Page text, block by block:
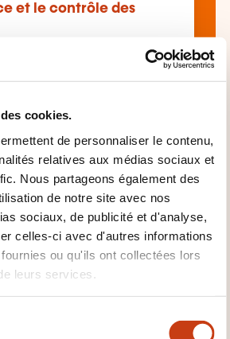
cookies.
de personnaliser le contenu,
relatives aux médias sociaux et
Nous partageons également des
de notre site avec nos
sociaux, de publicité et d'analyse,
celles-ci avec d'autres informations
ou qu'ils ont collectées lors
leurs services.
et le contrôle des
les formations
pourrait aussi vous
Bilan comptable
analytique
Compte résultat
Contrôle gestion
financière entreprise
Gestion risque
Prix revient